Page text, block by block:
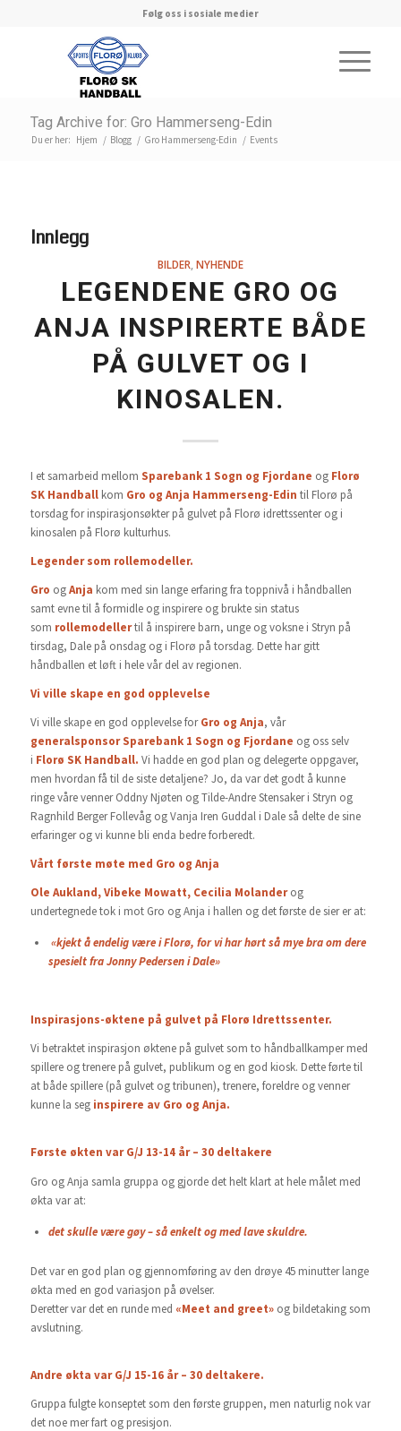
Følg oss i sosiale medier
Tag Archive for: Gro Hammerseng-Edin
Du er her: Hjem / Blogg / Gro Hammerseng-Edin / Events
Innlegg
BILDER NYHENDE
LEGENDENE GRO OG
ANJA INSPIRERTE BÅDE
PÅ GULVET OG I
KINOSALEN.
I et samarbeid mellom Sparebank 1 Sogn og Fjordane og Florø
SK Handballkom Gro og Anja Hammerseng-Edin til Florø på
torsdag for inspirasjonsøkter på gulvet på Florø idrettssenter og i
kinosalen på Florø kulturhus.
Legender som rollemodeller.
Gro ogAnja kom med sin lange erfaring fra toppnivå i håndballen
samt evne til å formidle og inspirere og brukte sin status
som rollemodellertil å inspirere barn, unge og voksne i Stryn på
tirsdag, Dale på onsdag og i Florø på torsdag. Dette har gitt
håndballen et løft i hele vår del av regionen.
Vi ville skape en god opplevelse
Vi ville skape en god opplevelse forGro og Anja, vår
generalsponsorSparebank 1 Sogn og Fjordane og oss selv
i Florø SK Handball. Vi hadde en god plan og delegerte oppgaver,
men hvordan få til de siste detaljene? Jo, da var det godt å kunne
ringe våre venner Oddny Njøten og Tilde-Andre Stensaker i Stryn og
Ragnhild Berger Follevåg og Vanja Iren Guddal i Dale så delte de sine
erfaringer og vi kunne bli enda bedre forberedt.
Vårt første møte med Gro og Anja
Ole Aukland, Vibeke Mowatt, Cecilia Molanderog
undertegnede tok i mot Gro og Anja i hallen og det første de sier er at:
«kjekt å endelig være i Florø, for vi har hørt så mye bra om dere
spesielt fra Jonny Pedersen i Dale»
Inspirasjons-øktene på gulvet på Florø Idrettssenter.
Vi betraktet inspirasjon øktene på gulvet som to håndballkamper med
spillere og trenere på gulvet, publikum og en god kiosk. Dette førte til
at både spillere (på gulvet og tribunen), trenere, foreldre og venner
kunne la seginspirere av Gro og Anja.
Første økten var G/J 13-14 år – 30 deltakere
Gro og Anja samla gruppa og gjorde det helt klart at hele målet med
økta var at:
det skulle være gøy – så enkelt og med lave skuldre.
Det var en god plan og gjennomføring av den drøye 45 minutter lange
økta med en god variasjon på øvelser.
Deretter var det en runde med «Meet and greet»og bildetaking som
avslutning.
Andre økta var G/J 15-16 år – 30 deltakere.
Gruppa fulgte konseptet som den første gruppen, men naturlig nok var
det noe mer fart og presisjon.